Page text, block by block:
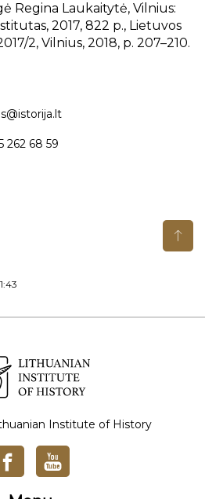
Regina Laukaitytė, Vilnius:
2017, 822 p., Lietuvos
2, Vilnius, 2018, p. 207–210.
262 68 59
Institute of History